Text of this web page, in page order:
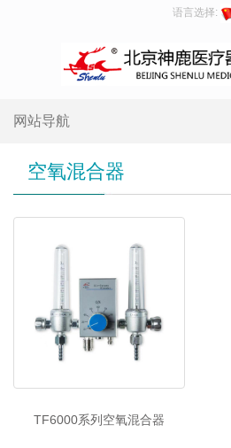
语言选择:
网站导航
空氧混合器
TF6000系列空氧混合器